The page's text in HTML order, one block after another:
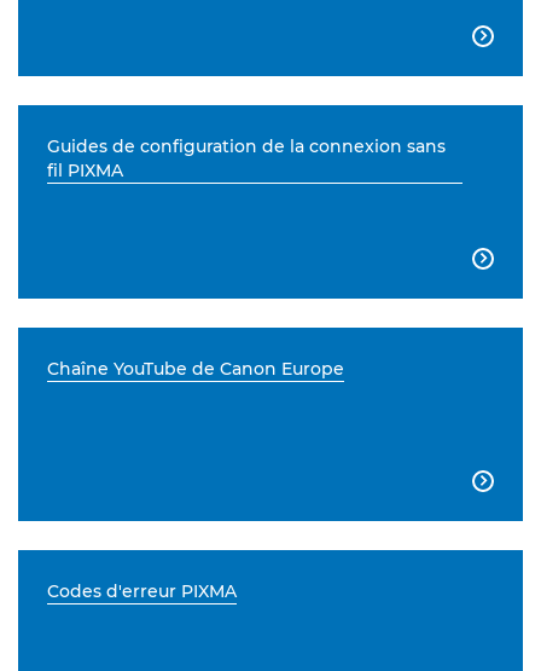

Guides de configuration de la connexion sans
fil PIXMA

Chaîne YouTube de Canon Europe

Codes d'erreur PIXMA